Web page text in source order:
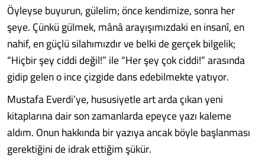
Öyleyse buyurun, gülelim; önce kendimize, sonra her
şeye. Çünkü gülmek, mânâ arayışımızdaki en insanî, en
nahif, en güçlü silahımızdır ve belki de gerçek bilgelik;
“Hiçbir şey ciddi değil!” ile “Her şey çok ciddi!” arasında
gidip gelen o ince çizgide dans edebilmekte yatıyor.
Mustafa Everdi’ye, hususiyetle art arda çıkan yeni
kitaplarına dair son zamanlarda epeyce yazı kaleme
aldım. Onun hakkında bir yazıya ancak böyle başlanması
gerektiğini de idrak ettiğim şükür.